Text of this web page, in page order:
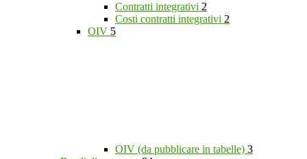
Contratti integrativi 2
Costi contratti integrativi 2
OIV 5
OIV (da pubblicare in tabelle) 3